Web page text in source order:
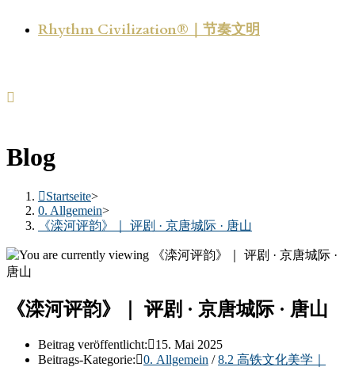
Rhythm Civilization®｜节奏文明
Blog
Startseite>
0. Allgemein>
《滦河评韵》｜ 评剧 · 京唐城际 · 唐山
《滦河评韵》｜ 评剧 · 京唐城际 · 唐山
Beitrag veröffentlicht:
15. Mai 2025
Beitrags-Kategorie:
0. Allgemein / 8.2 高铁文化美学｜